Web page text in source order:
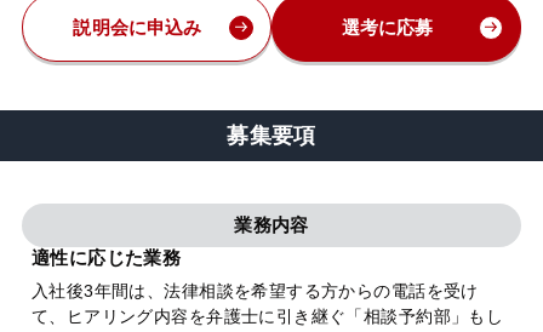
説明会に申込み 選考に応募
募集要項
業務内容
適性に応じた業務
入社後3年間は、法律相談を希望する方からの電話を受け
て、ヒアリング内容を弁護士に引き継ぐ「相談予約部」もし
お知らせ
特設サイト